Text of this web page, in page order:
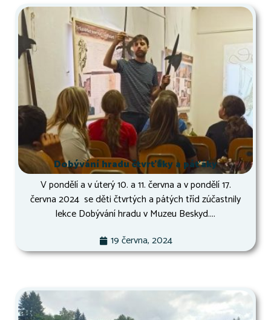
Dobývání hradu čtvrťáky a páťáky
V pondělí a v úterý 10. a 11. června a v pondělí 17.
června 2024 se děti čtvrtých a pátých tříd zúčastnily
lekce Dobývání hradu v Muzeu Beskyd....
19 června, 2024